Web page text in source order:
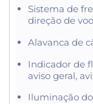
Sistema de
direção de
Alavanca de
Indicador de
aviso geral,
Iluminação